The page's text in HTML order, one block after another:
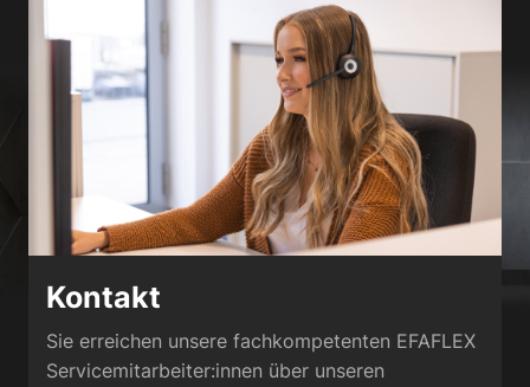
Kontakt
Sie erreichen unsere fachkompetenten EFAFLEX
Servicemitarbeiter:innen über unseren